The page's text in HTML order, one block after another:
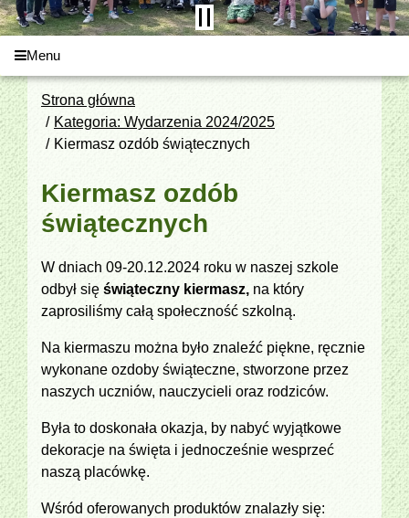
Menu
Strona główna
Kategoria: Wydarzenia 2024/2025
Kiermasz ozdób świątecznych
Kiermasz ozdób
świątecznych
W dniach 09-20.12.2024 roku w naszej szkole
odbył się świąteczny kiermasz, na który
zaprosiliśmy całą społeczność szkolną.
Na kiermaszu można było znaleźć piękne, ręcznie
wykonane ozdoby świąteczne, stworzone przez
naszych uczniów, nauczycieli oraz rodziców.
Była to doskonała okazja, by nabyć wyjątkowe
dekoracje na święta i jednocześnie wesprzeć
naszą placówkę.
Wśród oferowanych produktów znalazły się: